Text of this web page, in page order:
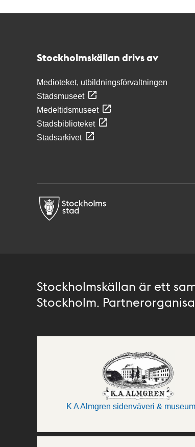
Stockholmskällan drivs av
Medioteket, utbildningsförvaltningen
Stadsmuseet
Medeltidsmuseet
Stadsbiblioteket
Stadsarkivet
Stockholmskällan är ett
Stockholm.
K A Almgren sidenväveri & museum